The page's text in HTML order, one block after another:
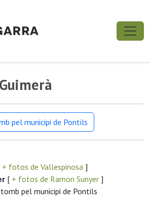
pel municipi de Pontils
+ fotos de Vallespinosa ]
[ + fotos de Ramon Sunyer ]
pel municipi de Pontils